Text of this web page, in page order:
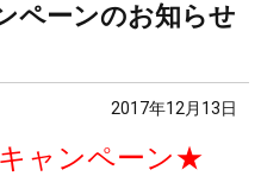
ペーンのお知らせ
2017年12月13日
ャンペーン★